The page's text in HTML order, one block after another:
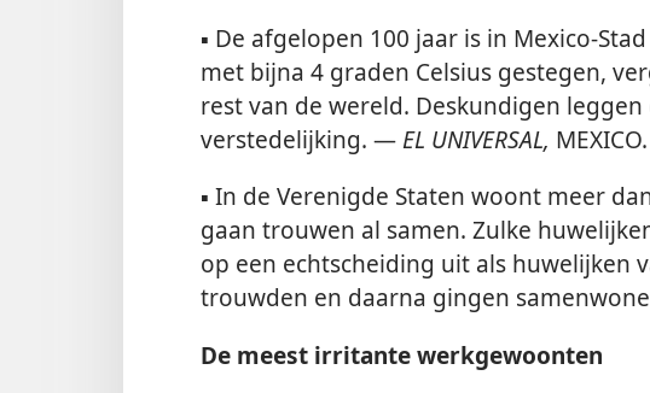
▪ De afgelopen 100 jaar is in Mexico-
met bijna 4 graden Celsius gestegen,
rest van de wereld. Deskundigen
verstedelijking. —EL UNIVERSAL, MEXICO.
▪ In de Verenigde Staten woont meer
gaan trouwen al samen. Zulke
op een echtscheiding uit als huwelijken
trouwden en daarna gingen
De meest irritante werkgewoonten